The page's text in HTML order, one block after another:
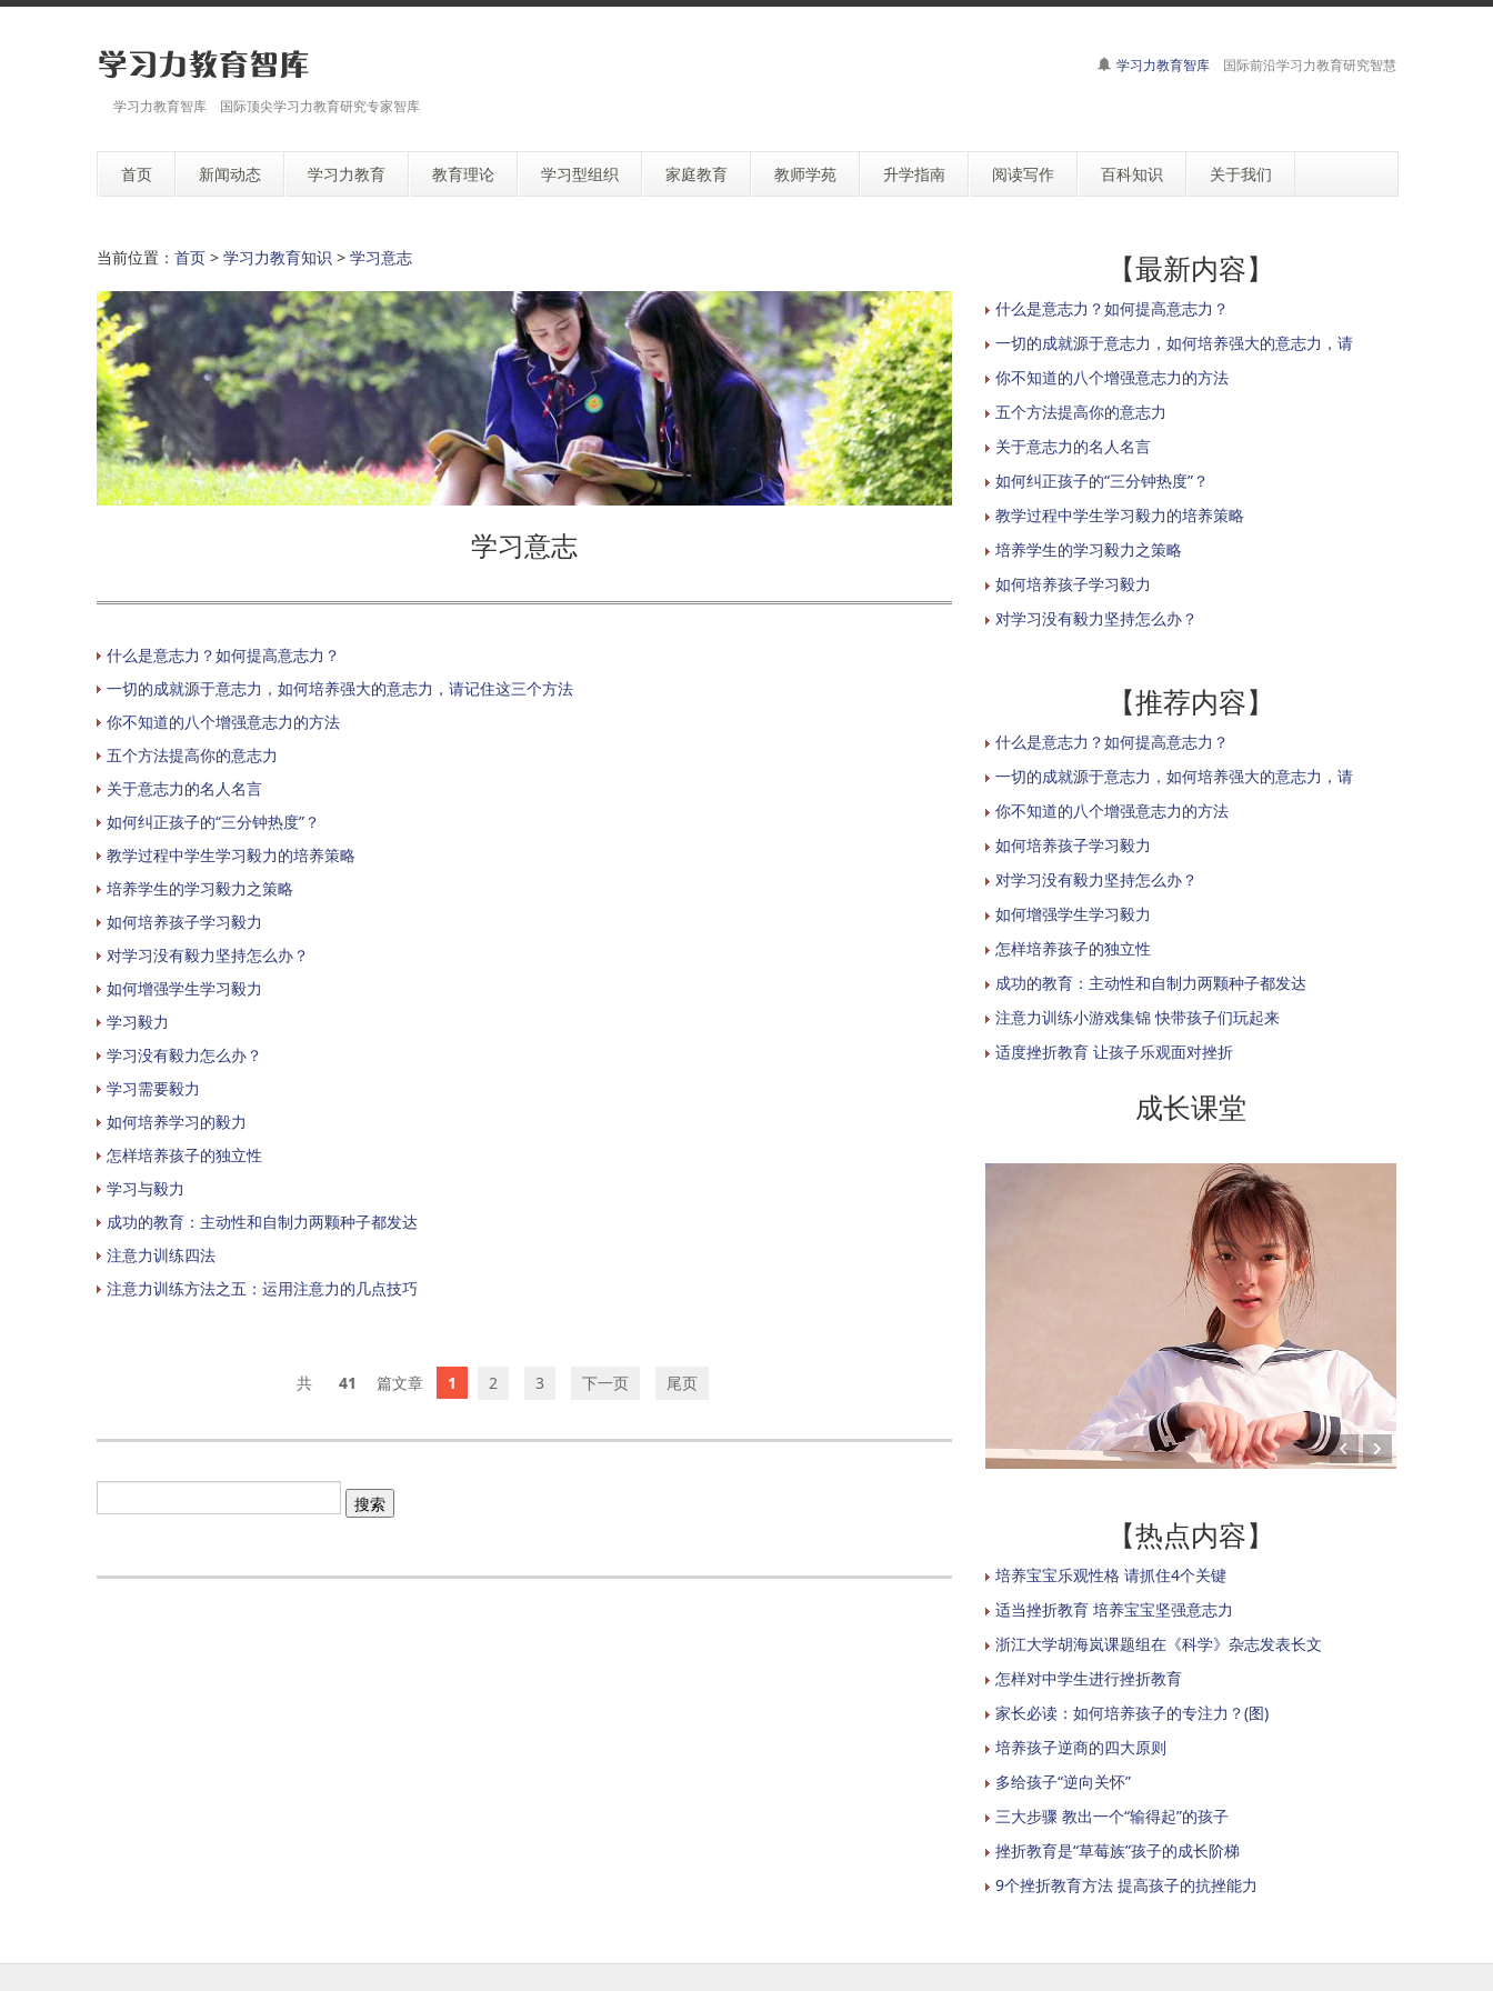
学习力教育智库 国际顶尖学习力教育研究专家智库
学习力教育智库 国际前沿学习力教育研究智慧
首页 新闻动态 学习力教育 教育理论 学习型组织 家庭教育 教师学苑 升学指南 阅读写作 百科知识 关于我们
当前位置： 首页 > 学习力教育知识 > 学习意志
学习意志
什么是意志力？如何提高意志力？
一切的成就源于意志力，如何培养强大的意志力，请记住这三个方法
你不知道的八个增强意志力的方法
五个方法提高你的意志力
关于意志力的名人名言
如何纠正孩子的“三分钟热度”？
教学过程中学生学习毅力的培养策略
培养学生的学习毅力之策略
如何培养孩子学习毅力
对学习没有毅力坚持怎么办？
如何增强学生学习毅力
学习毅力
学习没有毅力怎么办？
学习需要毅力
如何培养学习的毅力
怎样培养孩子的独立性
学习与毅力
成功的教育：主动性和自制力两颗种子都发达
注意力训练四法
注意力训练方法之五：运用注意力的几点技巧
41 1 2 3 下一页 尾页
【最新内容】
什么是意志力？如何提高意志力？
一切的成就源于意志力，如何培养强大的意志力，请
你不知道的八个增强意志力的方法
五个方法提高你的意志力
关于意志力的名人名言
如何纠正孩子的“三分钟热度”？
教学过程中学生学习毅力的培养策略
培养学生的学习毅力之策略
如何培养孩子学习毅力
对学习没有毅力坚持怎么办？
【推荐内容】
什么是意志力？如何提高意志力？
一切的成就源于意志力，如何培养强大的意志力，请
你不知道的八个增强意志力的方法
如何培养孩子学习毅力
对学习没有毅力坚持怎么办？
如何增强学生学习毅力
怎样培养孩子的独立性
成功的教育：主动性和自制力两颗种子都发达
注意力训练小游戏集锦 快带孩子们玩起来
适度挫折教育 让孩子乐观面对挫折
成长课堂
【热点内容】
培养宝宝乐观性格 请抓住4个关键
适当挫折教育 培养宝宝坚强意志力
浙江大学胡海岚课题组在《科学》杂志发表长文
怎样对中学生进行挫折教育
家长必读：如何培养孩子的专注力？(图)
培养孩子逆商的四大原则
多给孩子“逆向关怀”
三大步骤 教出一个“输得起”的孩子
挫折教育是“草莓族”孩子的成长阶梯
9个挫折教育方法 提高孩子的抗挫能力